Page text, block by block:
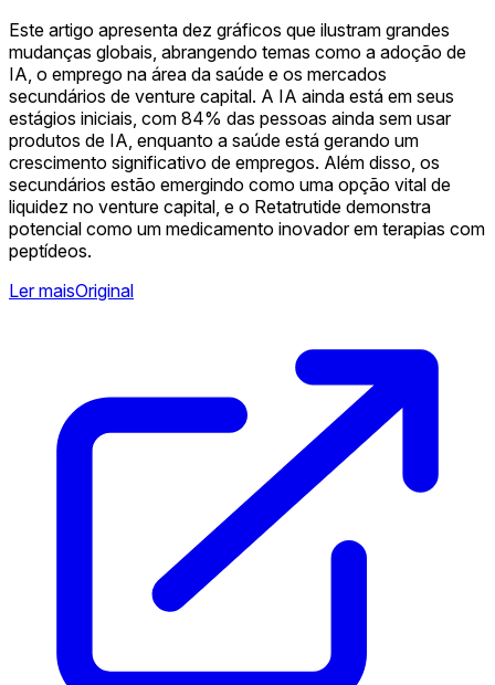
Este artigo apresenta dez gráficos que ilustram grandes
mudanças globais, abrangendo temas como a adoção de
IA, o emprego na área da saúde e os mercados
secundários de venture capital. A IA ainda está em seus
estágios iniciais, com 84% das pessoas ainda sem usar
produtos de IA, enquanto a saúde está gerando um
crescimento significativo de empregos. Além disso, os
secundários estão emergindo como uma opção vital de
liquidez no venture capital, e o Retatrutide demonstra
potencial como um medicamento inovador em terapias com
peptídeos.
Ler maisOriginal